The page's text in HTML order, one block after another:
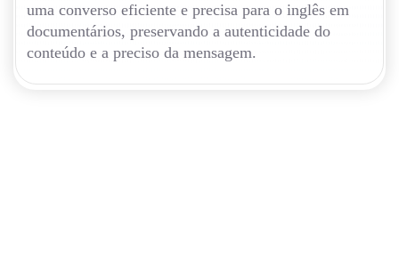
uma converso eficiente e precisa para o inglês em
documentários, preservando a autenticidade do
conteúdo e a preciso da mensagem.